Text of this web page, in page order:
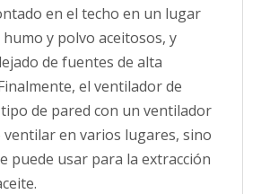
en el techo en un lugar
y polvo aceitosos, y
de fuentes de alta
el ventilador de
de pared con un ventilador
en varios lugares, sino
puede usar para la extracción